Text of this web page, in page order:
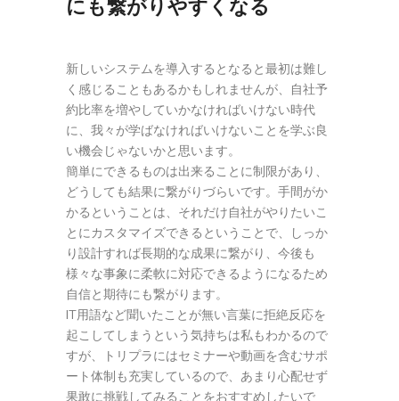
にも繋がりやすくなる
新しいシステムを導入するとなると最初は難し
く感じることもあるかもしれませんが、自社予
約比率を増やしていかなければいけない時代
に、我々が学ばなければいけないことを学ぶ良
い機会じゃないかと思います。
簡単にできるものは出来ることに制限があり、
どうしても結果に繋がりづらいです。手間がか
かるということは、それだけ自社がやりたいこ
とにカスタマイズできるということで、しっか
り設計すれば長期的な成果に繋がり、今後も
様々な事象に柔軟に対応できるようになるため
自信と期待にも繋がります。
IT用語など聞いたことが無い言葉に拒絶反応を
起こしてしまうという気持ちは私もわかるので
すが、トリプラにはセミナーや動画を含むサポ
ート体制も充実しているので、あまり心配せず
果敢に挑戦してみることをおすすめしたいで